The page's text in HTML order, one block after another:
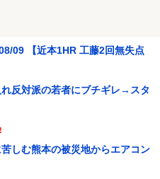
09 【近本1HR 工藤2回無失点
れ反対派の若者にブチギレ→スタ
しむ熊本の被災地からエアコン